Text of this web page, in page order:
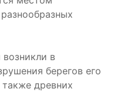
в
берегов его
древних